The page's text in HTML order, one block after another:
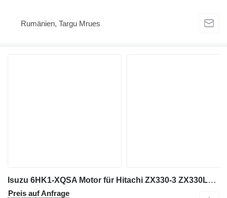
Rumänien, Targu Mrues
Isuzu 6HK1-XQSA Motor für Hitachi ZX330‑3 ZX330LC‑3 ZX350‑3 ZX350LC‑3 ZX350H‑5A ZX360LC‑3 ZX360H‑3 Bagger
Preis auf Anfrage